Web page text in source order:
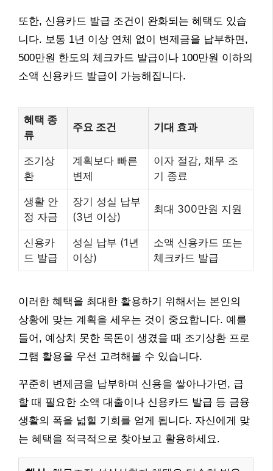
또한, 신용카드 발급 조건이 완화되는 혜택도 있습
니다. 보통 1년 이상 연체 없이 변제금을 납부하면,
500만원 한도의 체크카드 발급이나 100만원 이하의
소액 신용카드 발급이 가능해집니다.
혜택 종
류
주요 조건 기대 효과
조기상
환
계획보다 빠른
변제
이자 절감, 채무 조
기 종료
생활 안
정 자금
장기 성실 납부
(3년 이상)
최대 300만원 지원
신용카
드 발급
성실 납부 (1년
이상)
소액 신용카드 또는
체크카드 발급
이러한 혜택을 최대한 활용하기 위해서는 본인의
상황에 맞는 계획을 세우는 것이 중요합니다. 예를
들어, 예상치 못한 목돈이 생겼을 때 조기상환 프로
그램 활용을 우선 고려해볼 수 있습니다.
꾸준히 변제금을 납부하며 신용을 쌓아나가면, 급
할 때 필요한 소액 대출이나 신용카드 발급 등 금융
생활의 폭을 넓힐 기회를 얻게 됩니다. 자신에게 맞
는 혜택을 적극적으로 찾아보고 활용하세요.